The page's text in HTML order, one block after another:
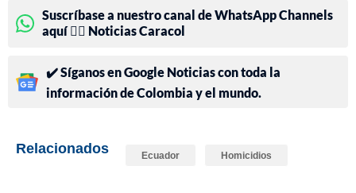
Suscríbase a nuestro canal de WhatsApp Channels
aquí 👉🏻 Noticias Caracol
✔️ Síganos en Google Noticias con toda la
información de Colombia y el mundo.
Relacionados Ecuador Homicidios